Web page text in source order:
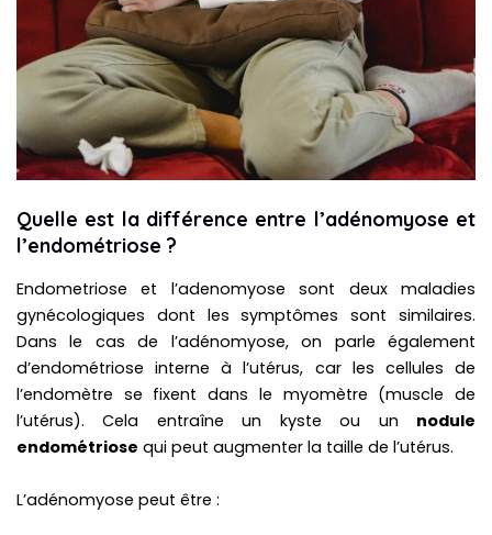
Quelle est la différence entre l’adénomyose et
l’endométriose ?
Endometriose et l’adenomyose sont deux maladies
gynécologiques dont les symptômes sont similaires.
Dans le cas de l’adénomyose, on parle également
d’endométriose interne à l’utérus, car les cellules de
l’endomètre se fixent dans le myomètre (muscle de
l’utérus). Cela entraîne un kyste ou un nodule
endométriose qui peut augmenter la taille de l’utérus.
L’adénomyose peut être :